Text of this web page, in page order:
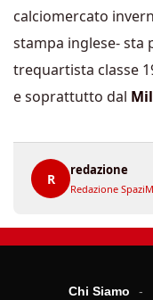
calciomercato
stampa inglese- sta
trequartista classe
e soprattutto dal
R
redazione
Redazione
Chi Siamo